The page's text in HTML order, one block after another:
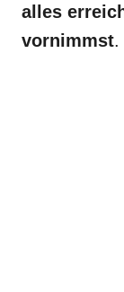
alles
vornimmst.